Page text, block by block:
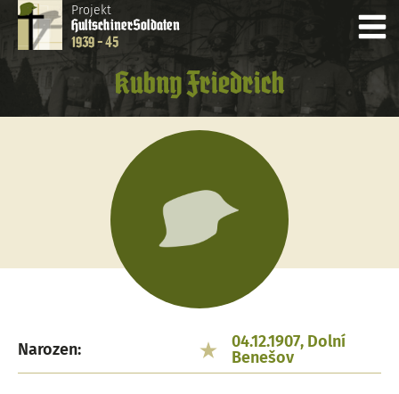
Projekt
HultschinerSoldaten
1939 - 45
Kubny Friedrich
Narozen:
04.12.1907, Dolní
Benešov